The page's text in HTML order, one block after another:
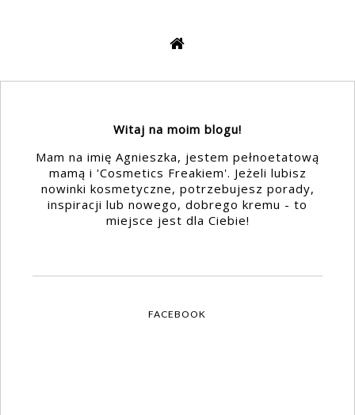
Witaj na moim blogu!
Mam na imię Agnieszka, jestem pełnoetatową
mamą i 'Cosmetics Freakiem'. Jeżeli lubisz
nowinki kosmetyczne, potrzebujesz porady,
inspiracji lub nowego, dobrego kremu - to
miejsce jest dla Ciebie!
FACEBOOK